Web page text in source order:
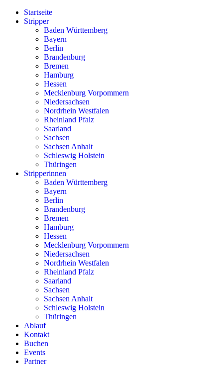
Startseite
Stripper
Baden Württemberg
Bayern
Berlin
Brandenburg
Bremen
Hamburg
Hessen
Mecklenburg Vorpommern
Niedersachsen
Nordrhein Westfalen
Rheinland Pfalz
Saarland
Sachsen
Sachsen Anhalt
Schleswig Holstein
Thüringen
Stripperinnen
Baden Württemberg
Bayern
Berlin
Brandenburg
Bremen
Hamburg
Hessen
Mecklenburg Vorpommern
Niedersachsen
Nordrhein Westfalen
Rheinland Pfalz
Saarland
Sachsen
Sachsen Anhalt
Schleswig Holstein
Thüringen
Ablauf
Kontakt
Buchen
Events
Partner